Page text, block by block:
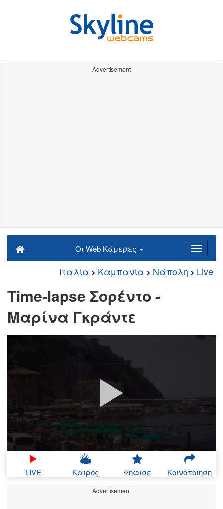
Advertisement
Οι Web Κάμερες
Ιταλία Καμπανία Νάπολη Live
Time-lapse Σορέντο -
Μαρίνα Γκράντε
LIVE Καιρός Ψήφισε Κοινοποίηση
Advertisement